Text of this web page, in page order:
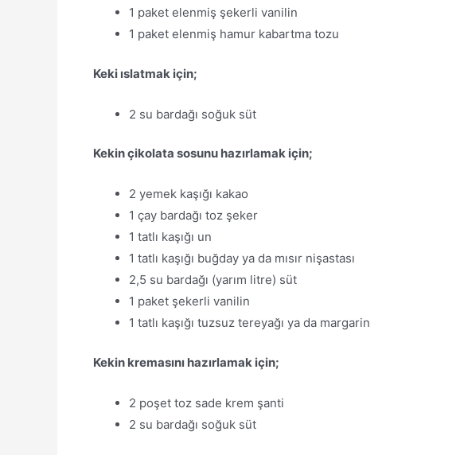
1 paket elenmiş şekerli vanilin
1 paket elenmiş hamur kabartma tozu
Keki ıslatmak için;
2 su bardağı soğuk süt
Kekin çikolata sosunu hazırlamak için;
2 yemek kaşığı kakao
1 çay bardağı toz şeker
1 tatlı kaşığı un
1 tatlı kaşığı buğday ya da mısır nişastası
2,5 su bardağı (yarım litre) süt
1 paket şekerli vanilin
1 tatlı kaşığı tuzsuz tereyağı ya da margarin
Kekin kremasını hazırlamak için;
2 poşet toz sade krem şanti
2 su bardağı soğuk süt